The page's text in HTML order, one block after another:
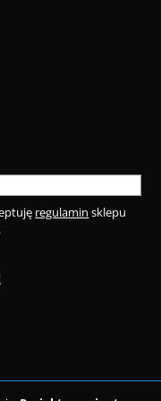
regulamin sklepu
.